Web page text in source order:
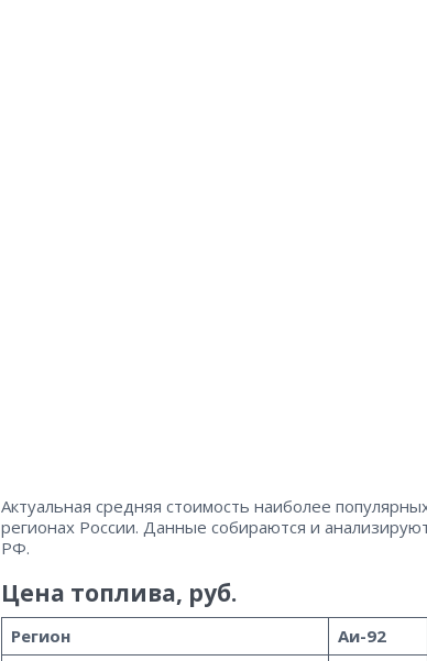
Актуальная средняя стоимость наиболее
регионах России. Данные собираются и
РФ.
Цена топлива, руб.
Регион Аи-92